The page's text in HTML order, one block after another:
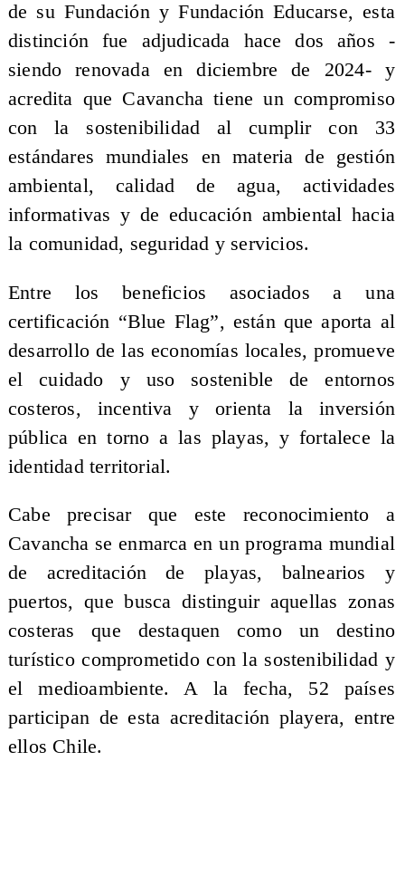
de su Fundación y Fundación Educarse, esta
distinción fue adjudicada hace dos años -
siendo renovada en diciembre de 2024- y
acredita que Cavancha tiene un compromiso
con la sostenibilidad al cumplir con 33
estándares mundiales en materia de gestión
ambiental, calidad de agua, actividades
informativas y de educación ambiental hacia
la comunidad, seguridad y servicios.
Entre los beneficios asociados a una
certificación “Blue Flag”, están que aporta al
desarrollo de las economías locales, promueve
el cuidado y uso sostenible de entornos
costeros, incentiva y orienta la inversión
pública en torno a las playas, y fortalece la
identidad territorial.
Cabe precisar que este reconocimiento a
Cavancha se enmarca en un programa mundial
de acreditación de playas, balnearios y
puertos, que busca distinguir aquellas zonas
costeras que destaquen como un destino
turístico comprometido con la sostenibilidad y
el medioambiente. A la fecha, 52 países
participan de esta acreditación playera, entre
ellos Chile.